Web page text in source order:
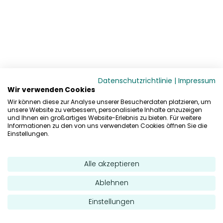
Datenschutzrichtlinie | Impressum
Wir verwenden Cookies
Wir können diese zur Analyse unserer Besucherdaten platzieren, um
unsere Website zu verbessern, personalisierte Inhalte anzuzeigen
und Ihnen ein großartiges Website-Erlebnis zu bieten. Für weitere
Informationen zu den von uns verwendeten Cookies öffnen Sie die
Einstellungen.
Alle akzeptieren
Ablehnen
Einstellungen